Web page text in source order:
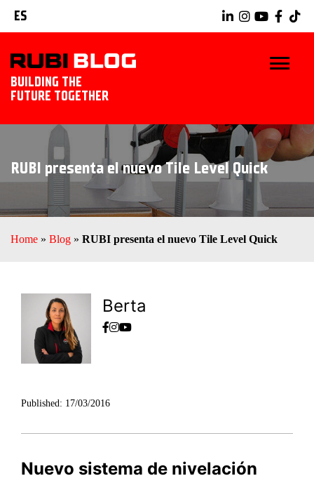
ES
BUILDING THE
FUTURE TOGETHER
TRUCOS Y CONSEJOS
IDEAS Y PROYECTOS
HERRAMIENTAS RUBI
RUBI presenta el nuevo Tile Level Quick
Home » Blog » RUBI presenta el nuevo Tile Level Quick
Berta
Published: 17/03/2016
Nuevo sistema de nivelación